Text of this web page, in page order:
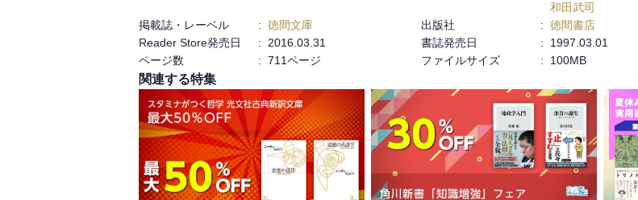
和田武司
掲載誌・レーベル
: 徳間文庫 出版社 : 徳間書店
Reader Store発売日
: 2016.03.31 書誌発売日 :
1997.03.01
ページ数
: 711ページ ファイルサイズ : 100MB
関連する特集